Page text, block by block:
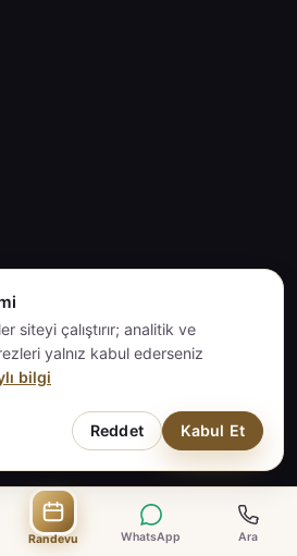
Randevu WhatsApp Ara
siteyi çalıştırır; analitik ve
yalnız kabul ederseniz
bilgi
Reddet Kabul Et